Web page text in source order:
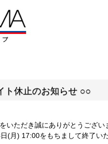
ト休止のお知らせ ○○
いただき誠にありがとうござい
(月) 17:00をもちまして終了い